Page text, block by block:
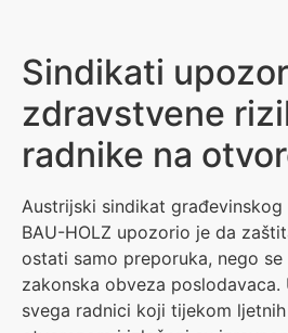
Sindikati
zdravstvene
radnike na
Austrijski sindikat
BAU-HOLZ upozorio je da
ostati samo preporuka, nego
zakonska obveza poslodavaca.
svega radnici koji tijekom